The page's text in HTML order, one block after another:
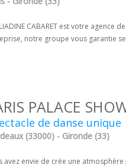
CABARET est votre
notre groupe vous garantie
PALACE
de danse unique
(33000) - Gironde (33)
avez envie de crée une